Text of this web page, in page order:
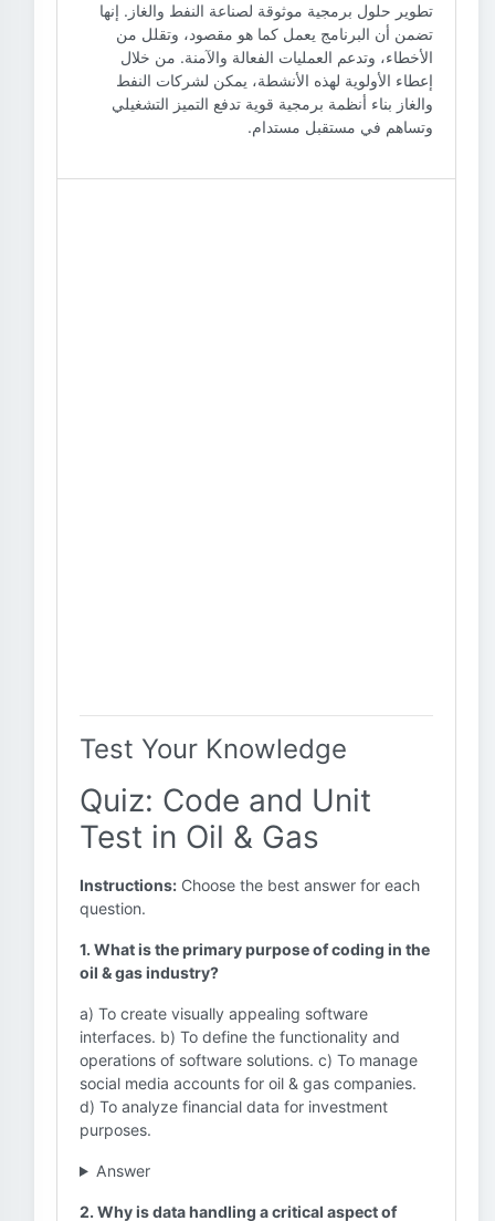
تطوير حلول برمجية موثوقة لصناعة النفط والغاز. إنها
تضمن أن البرنامج يعمل كما هو مقصود، وتقلل من
الأخطاء، وتدعم العمليات الفعالة والآمنة. من خلال
إعطاء الأولوية لهذه الأنشطة، يمكن لشركات النفط
والغاز بناء أنظمة برمجية قوية تدفع التميز التشغيلي
وتساهم في مستقبل مستدام.
Test Your Knowledge
Quiz: Code and Unit
Test in Oil & Gas
Instructions: Choose the best answer for each
question.
1. What is the primary purpose of coding in the
oil & gas industry?
a) To create visually appealing software
interfaces. b) To define the functionality and
operations of software solutions. c) To manage
social media accounts for oil & gas companies.
d) To analyze financial data for investment
purposes.
Answer
2. Why is data handling a critical aspect of